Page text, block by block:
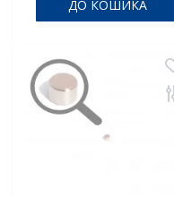
ДО КОШИКА